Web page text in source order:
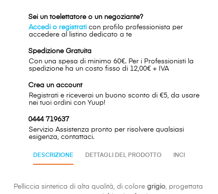
Sei un toelettatore o un negoziante?
Accedi o registrati con profilo professionista per
accedere al listino dedicato a te
Spedizione Gratuita
Con una spesa di minimo 60€. Per i Professionisti la
spedizione ha un costo fisso di 12,00€ + IVA
Crea un account
Registrati e riceverai un buono sconto di €5, da usare
nei tuoi ordini con Yuup!
0444 719637
Servizio Assistenza pronto per risolvere qualsiasi
esigenza, contattaci.
DESCRIZIONE DETTAGLI DEL PRODOTTO INCI
Pelliccia sintetica di alta qualità, di colore grigio , progettata